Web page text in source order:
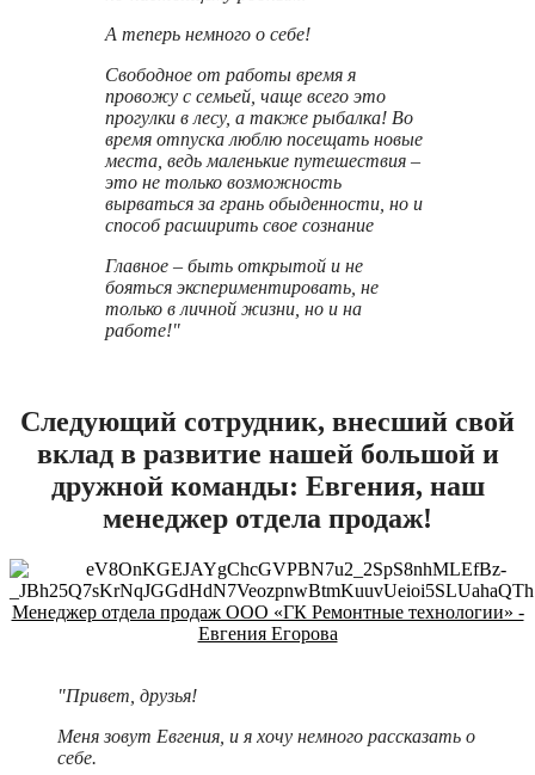
А теперь немного о себе!
Свободное от работы время я
провожу с семьей, чаще всего это
прогулки в лесу, а также рыбалка! Во
время отпуска люблю посещать новые
места, ведь маленькие путешествия –
это не только возможность
вырваться за грань обыденности, но и
способ расширить свое сознание
Главное – быть открытой и не
бояться экспериментировать, не
только в личной жизни, но и на
работе!"
Следующий сотрудник, внесший свой
вклад в развитие нашей большой и
дружной команды: Евгения, наш
менеджер отдела продаж!
Менеджер отдела продаж ООО «ГК Ремонтные технологии» -
Евгения Егорова
"Привет, друзья!
Меня зовут Евгения, и я хочу немного рассказать о
себе.